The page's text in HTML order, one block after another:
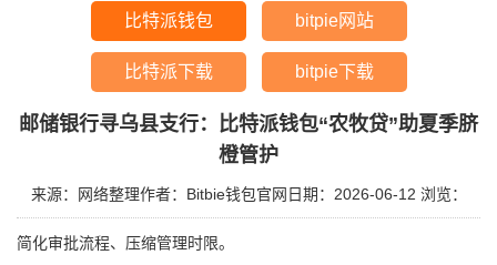
比特派钱包 bitpie网站
比特派下载 bitpie下载
邮储银行寻乌县支行：比特派钱包“农牧贷”助夏季脐
橙管护
来源：网络整理作者：Bitbie钱包官网 日期：2026-06-12 浏览：
简化审批流程、压缩管理时限。